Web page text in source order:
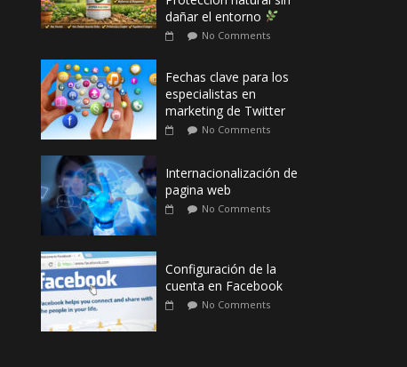
dañar el entorno
No Comments
Fechas clave para los
especialistas en
marketing de Twitter
No Comments
Internacionalización de
pagina web
No Comments
Configuración de la
cuenta en Facebook
No Comments